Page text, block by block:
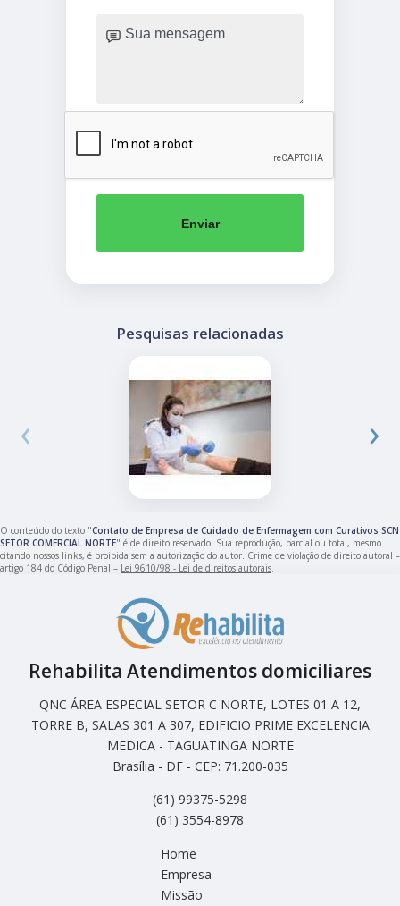
Enviar
Pesquisas relacionadas
‹ ›
O conteúdo do texto "Contato de Empresa de Cuidado de Enfermagem com Curativos SCN
SETOR COMERCIAL NORTE" é de direito reservado. Sua reprodução, parcial ou total, mesmo
citando nossos links, é proibida sem a autorização do autor. Crime de violação de direito autoral –
artigo 184 do Código Penal – Lei 9610/98 - Lei de direitos autorais.
Rehabilita Atendimentos domiciliares
QNC ÁREA ESPECIAL SETOR C NORTE, LOTES 01 A 12,
TORRE B, SALAS 301 A 307, EDIFICIO PRIME EXCELENCIA
MEDICA - TAGUATINGA NORTE
Brasília - DF - CEP: 71.200-035
(61) 99375-5298
(61) 3554-8978
Home
Empresa
Missão